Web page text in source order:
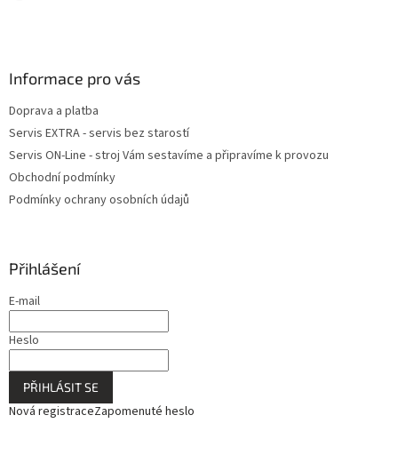
Informace pro vás
Doprava a platba
Servis EXTRA - servis bez starostí
Servis ON-Line - stroj Vám sestavíme a připravíme k provozu
Obchodní podmínky
Podmínky ochrany osobních údajů
Přihlášení
E-mail
Heslo
PŘIHLÁSIT SE
Nová registraceZapomenuté heslo